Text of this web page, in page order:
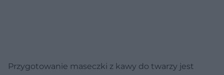
Przygotowanie maseczki z kawy do twarzy jest